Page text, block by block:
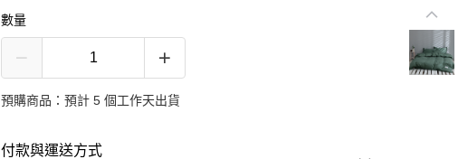
數量
預購商品：預計 5 個工作天出貨
付款與運送方式